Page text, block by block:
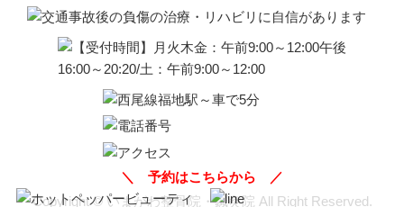
Copyright © いまがわ整骨院・鍼灸院 All Right Reserved.
＼ 予約はこちらから ／